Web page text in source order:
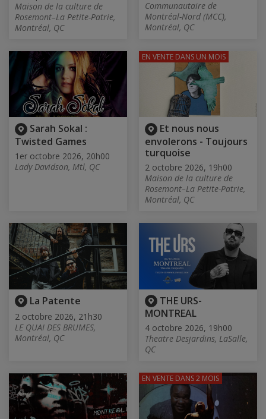
Maison de la culture de
Rosemont–La Petite-Patrie,
Montréal, QC
Communautaire de
Montréal-Nord (MCC),
Montréal, QC
Sarah Sokal :
Twisted Games
1er octobre 2026, 20h00
Lady Davidson, Mtl, QC
Et nous nous
envolerons - Toujours
turquoise
2 octobre 2026, 19h00
Maison de la culture de
Rosemont–La Petite-Patrie,
Montréal, QC
EN VENTE DANS UN MOIS
La Patente
2 octobre 2026, 21h30
LE QUAI DES BRUMES,
Montréal, QC
THE URS-
MONTREAL
4 octobre 2026, 19h00
Theatre Desjardins, LaSalle,
QC
EN VENTE DANS 2 MOIS